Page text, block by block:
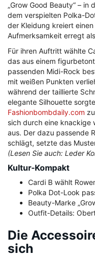
„Grow Good Beauty“ – in
dem verspielten Polka-
der Kleidung kreiert
Aufmerksamkeit erregt
Für ihren Auftritt wählte
das aus einem
passenden Midi-Rock
mit weißen Punkten
während der taillierte
elegante Silhouette
Fashionbombdaily.com
sich durch eine knackige
aus. Der dazu passende
schlägt, setzte das
(Lesen Sie auch: Leder
Kultur-Kompakt
Cardi B wählt
Polka Dot-Look
Beauty-Marke
Outfit-Details:
Die
sich